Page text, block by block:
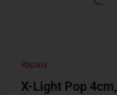
Rapala
X-Light Pop 4cm,